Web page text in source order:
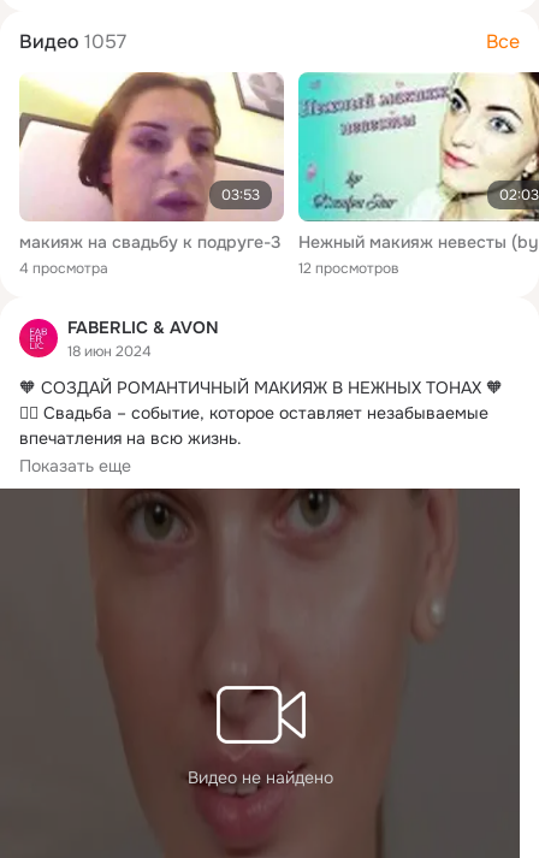
Видео 1057 Все
03:53
макияж на свадьбу к подруге-3
4 просмотра
02:03
12 просмотров
FABERLIC & AVON
18 июн 2024
🧡 СОЗДАЙ РОМАНТИЧНЫЙ МАКИЯЖ В НЕЖНЫХ ТОНАХ 🧡
👰‍♀️ Свадьба – событие, которое оставляет незабываемые
впечатления на всю жизнь.
💍...
Показать еще
Видео не найдено